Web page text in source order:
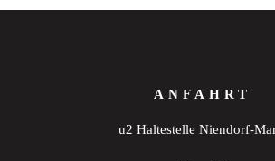
ANFAHRT
u2 Haltestelle Niendorf-